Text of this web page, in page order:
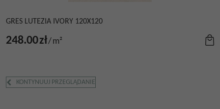
GRES LUTEZIA IVORY 120X120
248.00zł/m²
KONTYNUUJ PRZEGLĄDANIE